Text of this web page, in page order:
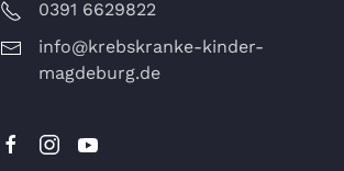
0391 6629822
info@krebskranke-kinder-
magdeburg.de